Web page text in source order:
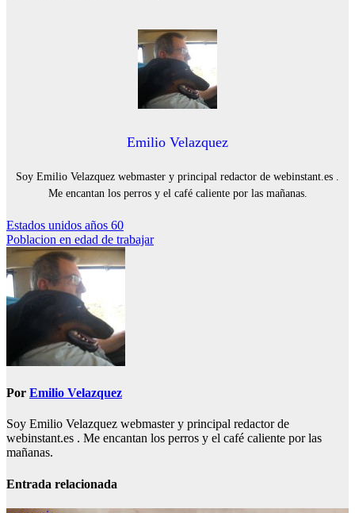
Emilio Velazquez
Soy Emilio Velazquez webmaster y principal redactor de webinstant.es .
Me encantan los perros y el café caliente por las mañanas.
Navegación
de
entradas
Estados unidos años 60
Poblacion en edad de trabajar
Por Emilio Velazquez
Soy Emilio Velazquez webmaster y principal redactor de
webinstant.es . Me encantan los perros y el café caliente por las
mañanas.
Entrada relacionada